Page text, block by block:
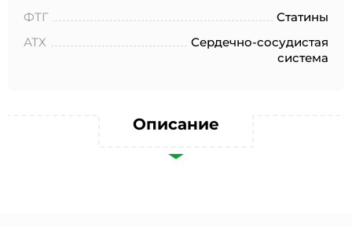
ФТГ
Статины
АТХ
Сердечно-сосудистая
система
Описание